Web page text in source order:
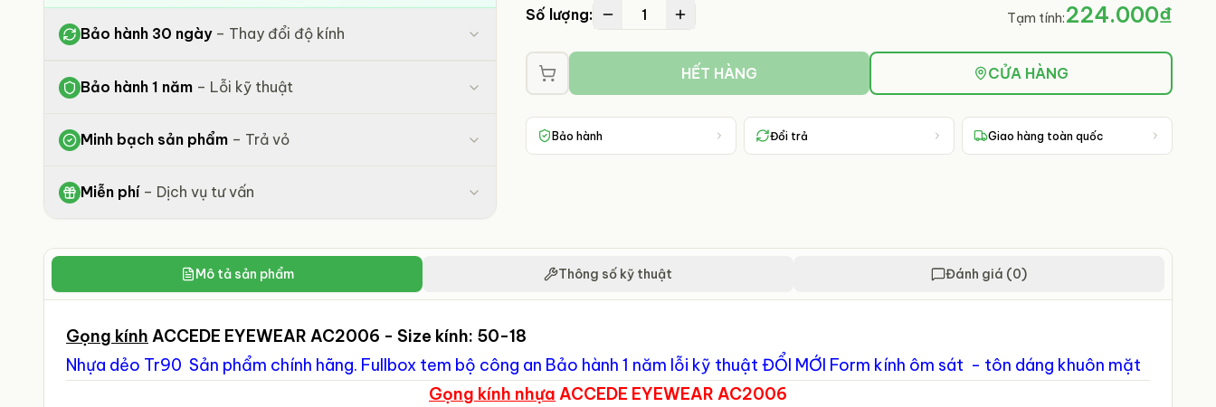
Bảo hành 30 ngày– Thay đổi độ kính
Bảo hành 1 năm – Lỗi kỹ thuật
Minh bạch sản phẩm – Trả vỏ
Miễn phí– Dịch vụ tư vấn
Số lượng: 1 Tạm tính:224.000₫
HẾT HÀNG CỬA HÀNG
Bảo hành Đổi trả Giao hàng toàn quốc
Mô tả sản phẩm Thông số kỹ thuật Đánh giá (0)
Gọng kính ACCEDE EYEWEAR AC2006 - Size kính: 50-18
Nhựa dẻo Tr90 Sản phẩm chính hãng. Fullbox tem bộ công an Bảo hành 1 năm lỗi kỹ thuật ĐỔI MỚI Form kính ôm sát - tôn dáng khuôn mặt
Gọng kính nhựa ACCEDE EYEWEAR AC2006